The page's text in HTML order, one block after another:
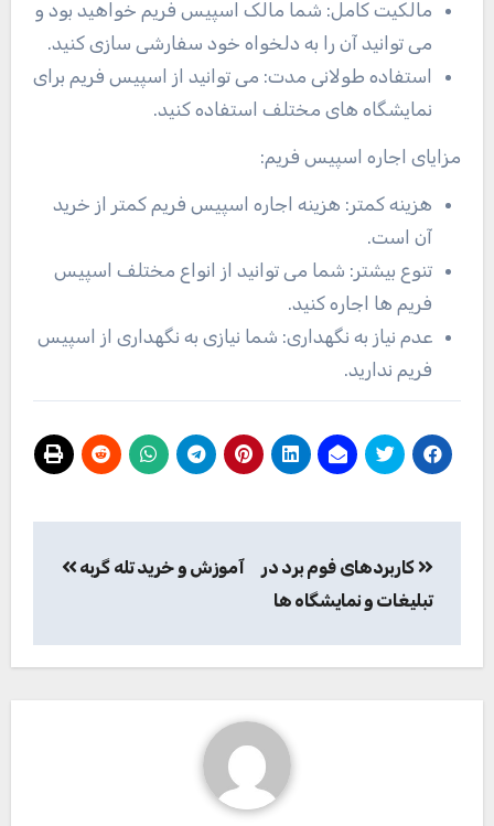
مالکیت کامل: شما مالک اسپیس فریم خواهید بود و
می توانید آن را به دلخواه خود سفارشی سازی کنید.
استفاده طولانی مدت: می توانید از اسپیس فریم برای
نمایشگاه های مختلف استفاده کنید.
مزایای اجاره اسپیس فریم:
هزینه کمتر: هزینه اجاره اسپیس فریم کمتر از خرید
آن است.
تنوع بیشتر: شما می توانید از انواع مختلف اسپیس
فریم ها اجاره کنید.
عدم نیاز به نگهداری: شما نیازی به نگهداری از اسپیس
فریم ندارید.
نوشته
کاربردهای فوم برد در
تبلیغات و نمایشگاه ها
آموزش و خرید تله گربه